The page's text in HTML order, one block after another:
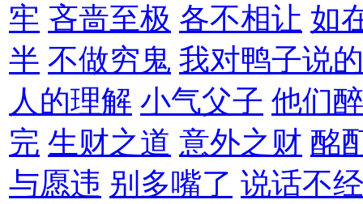
牢 吝啬至极 各不相让 如
半 不做穷鬼 我对鸭子说的
人的理解 小气父子 他们
完 生财之道 意外之财 酩
与愿违 别多嘴了 说话不